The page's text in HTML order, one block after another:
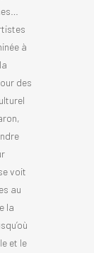
à
des
voit
au
la
et le